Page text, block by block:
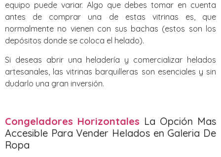
equipo puede variar. Algo que debes tomar en cuenta
antes de comprar una de estas vitrinas es, que
normalmente no vienen con sus bachas (estos son los
depósitos donde se coloca el helado).
Si deseas abrir una heladería y comercializar helados
artesanales, las vitrinas barquilleras son esenciales y sin
dudarlo una gran inversión.
Congeladores Horizontales La Opción Mas
Accesible Para Vender Helados en Galeria De
Ropa